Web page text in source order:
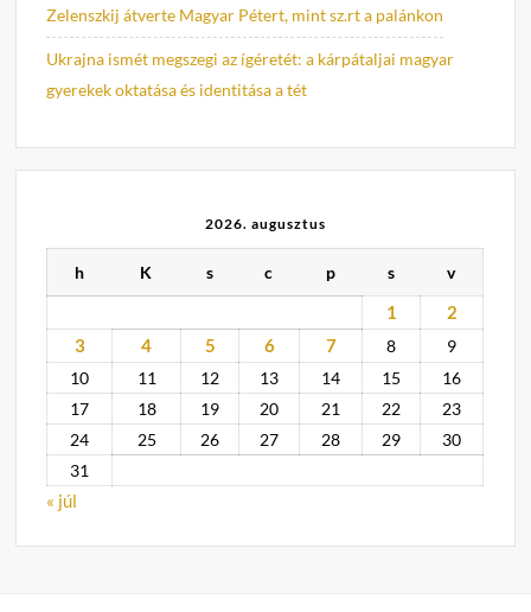
Zelenszkij átverte Magyar Pétert, mint sz.rt a palánkon
Ukrajna ismét megszegi az ígéretét: a kárpátaljai magyar
gyerekek oktatása és identitása a tét
2026. augusztus
h K s c p s v
1
2
3
4 5 6 7 8
9
10
11 12 13 14 15
16
17
18 19 20 21 22
23
24
25 26 27 28 29
30
31
« júl